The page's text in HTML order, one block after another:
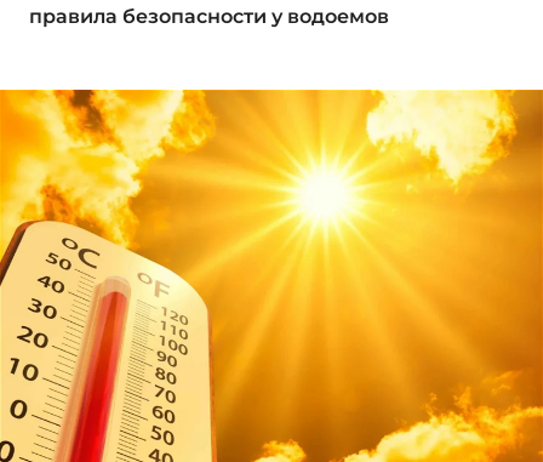
правила безопасности у водоемов